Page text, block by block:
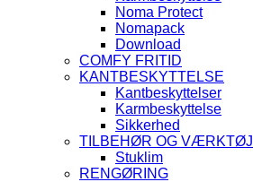
Noma Protect
Nomapack
Download
COMFY FRITID
KANTBESKYTTELSE
Kantbeskyttelser
Karmbeskyttelse
Sikkerhed
TILBEHØR OG VÆRKTØJ
Stuklim
RENGØRING